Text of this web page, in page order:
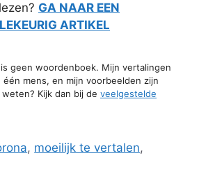
GA NAAR EEN
ARTIKEL
geen woordenboek. Mijn vertalingen
één mens, en mijn voorbeelden zijn
Kijk dan bij de veelgestelde
, moeilijk te vertalen,